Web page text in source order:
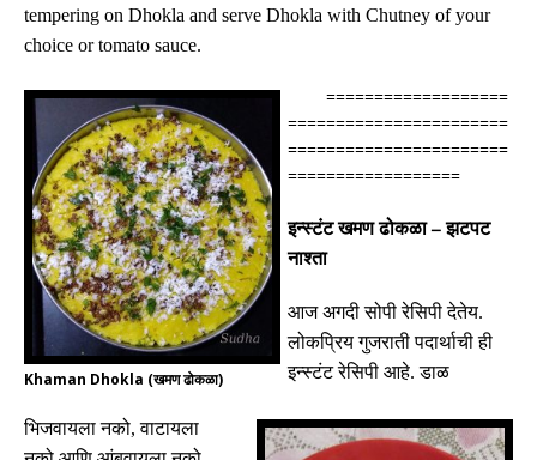
tempering on Dhokla and serve Dhokla with Chutney of your
choice or tomato sauce.
Khaman Dhokla (खमण ढोकळा)
===================
=======================
=======================
==================
इन्स्टंट खमण ढोकळा– झटपट
नाश्ता
आज अगदी सोपी रेसिपी देतेय.
लोकप्रिय गुजराती पदार्थाची ही
इन्स्टंट रेसिपी आहे.डाळ
भिजवायला नको,वाटायला